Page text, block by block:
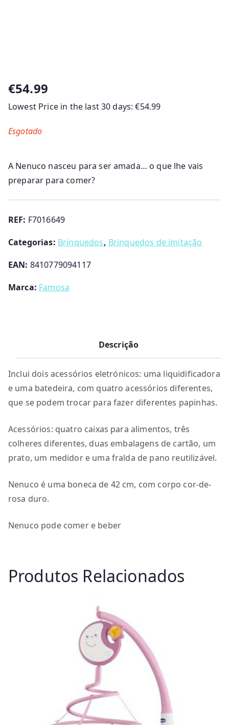
€54.99
Lowest Price in the last 30 days:€54.99
A Nenuco nasceu para ser amada… o que lhe vais
preparar para comer?
Esgotado
REF: F7016649
Categorias: Brinquedos, Brinquedos de imitação
EAN: 8410779094117
Marca: Famosa
Descrição
Inclui dois acessórios eletrónicos: uma liquidificadora
e uma batedeira, com quatro acessórios diferentes,
que se podem trocar para fazer diferentes papinhas.
Acessórios: quatro caixas para alimentos, três
colheres diferentes, duas embalagens de cartão, um
prato, um medidor e uma fralda de pano reutilizável.
Nenuco é uma boneca de 42 cm, com corpo cor-de-
rosa duro.
Nenuco pode comer e beber
Produtos Relacionados